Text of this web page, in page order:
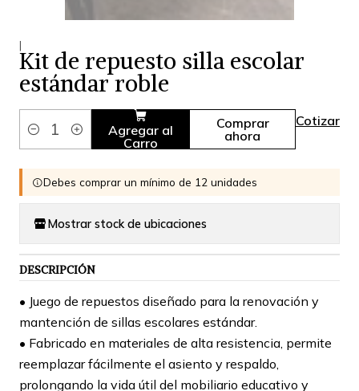
|
Kit de repuesto silla escolar
estándar roble
Cantidad
Agregar al
Carro
Comprar
ahora
Cotizar
Debes comprar un mínimo de 12 unidades
Mostrar stock de ubicaciones
DESCRIPCIÓN
• Juego de repuestos diseñado para la renovación y
mantención de sillas escolares estándar.
• ⁠Fabricado en materiales de alta resistencia, permite
reemplazar fácilmente el asiento y respaldo,
prolongando la vida útil del mobiliario educativo y